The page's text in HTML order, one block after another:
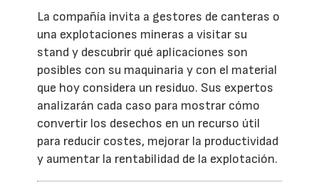
La compañía invita a gestores de canteras o
una explotaciones mineras a visitar su
stand y descubrir qué aplicaciones son
posibles con su maquinaria y con el material
que hoy considera un residuo. Sus expertos
analizarán cada caso para mostrar cómo
convertir los desechos en un recurso útil
para reducir costes, mejorar la productividad
y aumentar la rentabilidad de la explotación.